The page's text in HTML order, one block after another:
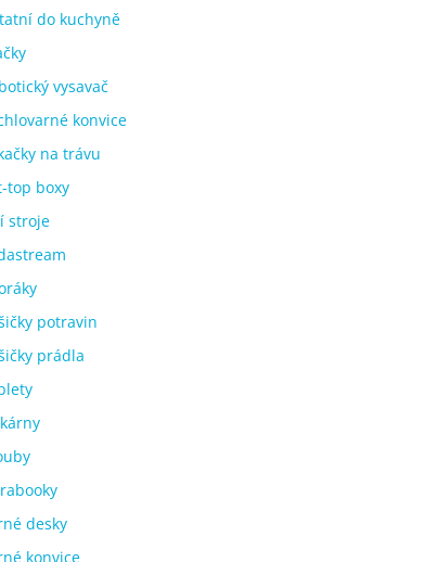
do kuchyně
vysavač
konvice
na trávu
top boxy
stroje
potravin
prádla
desky
konvice